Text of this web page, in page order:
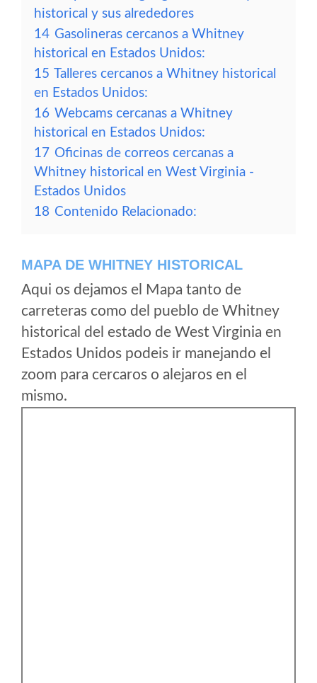
historical y sus alrededores
14 Gasolineras cercanos a Whitney
historical en Estados Unidos:
15 Talleres cercanos a Whitney historical
en Estados Unidos:
16 Webcams cercanas a Whitney
historical en Estados Unidos:
17 Oficinas de correos cercanas a
Whitney historical en West Virginia -
Estados Unidos
18 Contenido Relacionado:
MAPA DE WHITNEY HISTORICAL
Aqui os dejamos el Mapa tanto de
carreteras como del pueblo de Whitney
historical del estado de West Virginia en
Estados Unidos podeis ir manejando el
zoom para cercaros o alejaros en el
mismo.